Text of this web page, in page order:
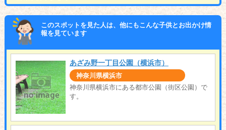
このスポットを見た人は、他にもこんな子供とお出かけ情
報を見ています
あざみ野一丁目公園（横浜市）
神奈川県横浜市
神奈川県横浜市にある都市公園（街区公園）で
す。